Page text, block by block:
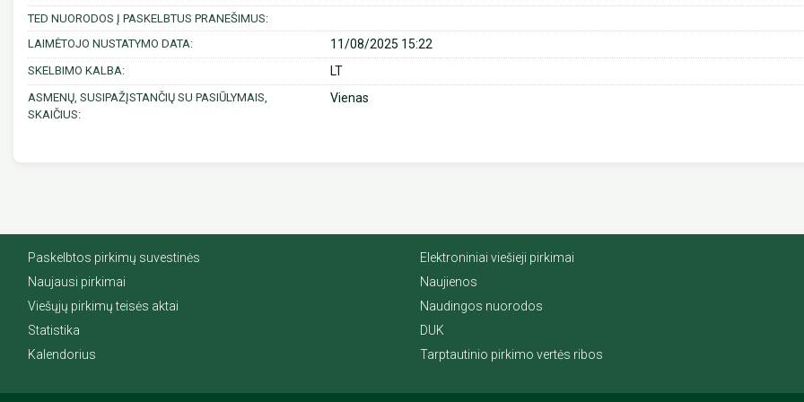
TED NUORODOS Į PASKELBTUS PRANEŠIMUS:
LAIMĖTOJO NUSTATYMO DATA:
11/08/2025 15:22
SKELBIMO KALBA: LT
ASMENŲ, SUSIPAŽĮSTANČIŲ SU PASIŪLYMAIS,
SKAIČIUS:
Vienas
Paskelbtos pirkimų suvestinės
Naujausi pirkimai
Viešųjų pirkimų teisės aktai
Statistika
Kalendorius
Elektroniniai viešieji pirkimai
Naujienos
Naudingos nuorodos
DUK
Tarptautinio pirkimo vertės ribos